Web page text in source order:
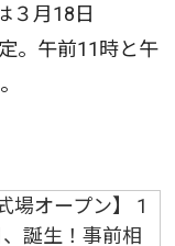
３月18日
。午前11時と午